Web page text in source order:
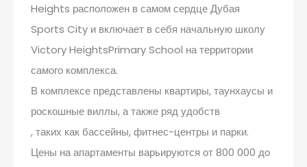
Heights расположен в самом сердце Дубая
Sports City и включает в себя начальную школу
Victory HeightsPrimary School на территории
самого комплекса.
В комплексе представлены квартиры, таунхаусы и
роскошные виллы, а также ряд удобств
, таких как бассейны, фитнес-центры и парки.
Цены на апартаменты варьируются от 800 000 до